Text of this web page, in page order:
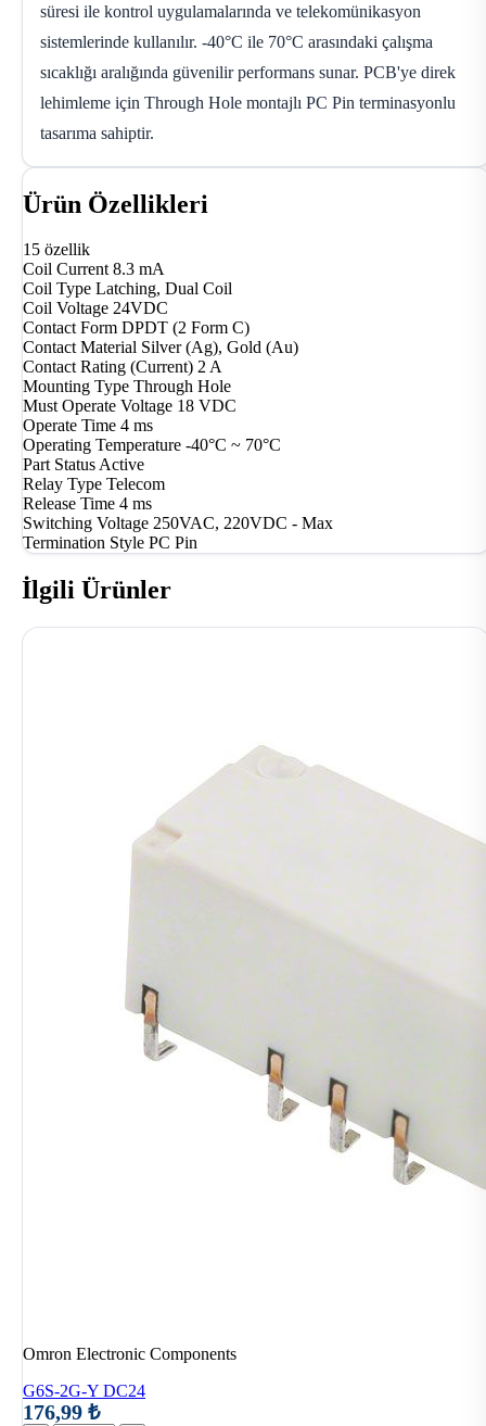
süresi ile kontrol uygulamalarında ve telekomünikasyon
sistemlerinde kullanılır. -40°C ile 70°C arasındaki çalışma
sıcaklığı aralığında güvenilir performans sunar. PCB'ye direk
lehimleme için Through Hole montajlı PC Pin terminasyonlu
tasarıma sahiptir.
Ürün Özellikleri
15 özellik
Coil Current 8.3 mA
Coil Type Latching, Dual Coil
Coil Voltage 24VDC
Contact Form DPDT (2 Form C)
Contact Material Silver (Ag), Gold (Au)
Contact Rating (Current) 2 A
Mounting Type Through Hole
Must Operate Voltage 18 VDC
Operate Time 4 ms
Operating Temperature -40°C ~ 70°C
Part StatusActive
Relay Type Telecom
Release Time 4 ms
Switching Voltage 250VAC, 220VDC - Max
Termination Style PC Pin
İlgili Ürünler
Omron Electronic Components
G6S-2G-Y DC24
176,99 ₺